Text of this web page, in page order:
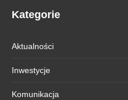
Kategorie
Aktualności
Inwestycje
Komunikacja